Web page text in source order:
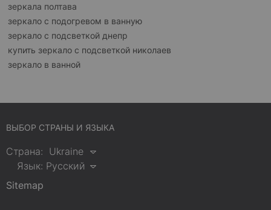
зеркала полтава
зеркало с подогревом в ванную
зеркало с подсветкой днепр
купить зеркало с подсветкой николаев
зеркало в ванной
ВЫБОР СТРАНЫ И ЯЗЫКА
Страна: Ukraine
Язык: Русский
Sitemap